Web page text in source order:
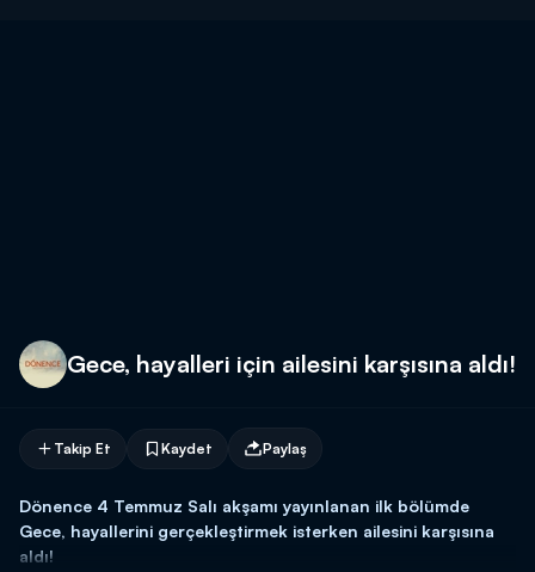
Gece, hayalleri için ailesini karşısına aldı!
Takip Et Kaydet Paylaş
Dönence 4 Temmuz Salı akşamı yayınlanan ilk bölümde
Gece, hayallerini gerçekleştirmek isterken ailesini karşısına
aldı!